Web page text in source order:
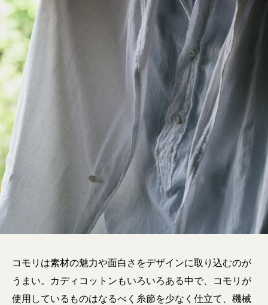
コモリは素材の魅力や面白さをデザインに取り込むのが
うまい。カディコットンもいろいろある中で、コモリが
使用しているものはなるべく糸節を少なく仕立て、機械